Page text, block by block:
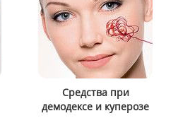
Средства при
демодексе и куперозе